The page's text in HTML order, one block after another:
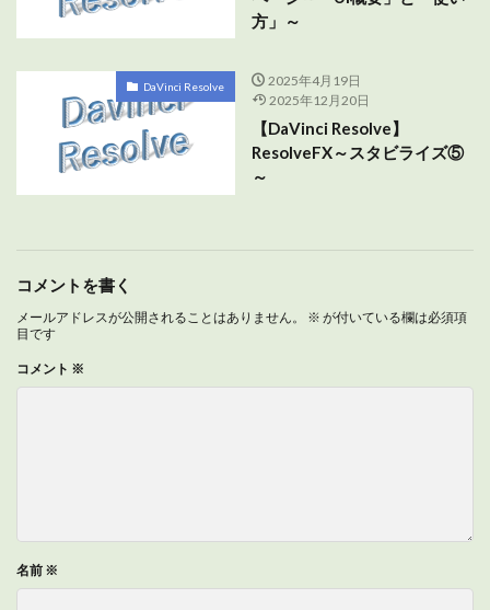
方」～
DaVinci Resolve
2025年4月19日
2025年12月20日
【DaVinci Resolve】
ResolveFX～スタビライズ⑤
～
コメントを書く
メールアドレスが公開されることはありません。 ※ が付いている欄は必須項
目です
コメント ※
名前 ※